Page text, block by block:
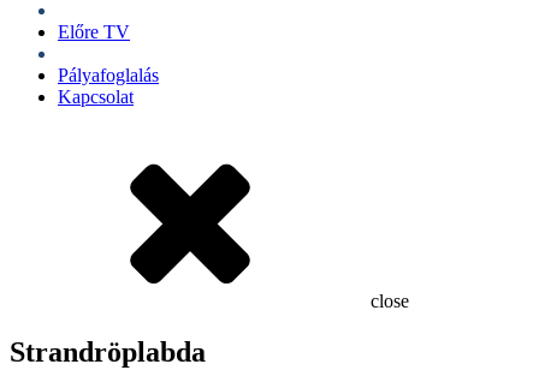
Előre TV
Pályafoglalás
Kapcsolat
close
Strandröplabda